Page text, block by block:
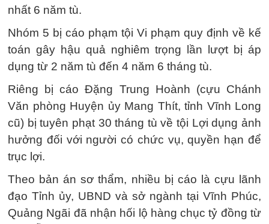
nhất 6 năm tù.
Nhóm 5 bị cáo phạm tội Vi phạm quy định về kế
toán gây hậu quả nghiêm trọng lần lượt bị áp
dụng từ 2 năm tù đến 4 năm 6 tháng tù.
Riêng bị cáo Đặng Trung Hoành (cựu Chánh
Văn phòng Huyện ủy Mang Thít, tỉnh Vĩnh Long
cũ) bị tuyên phạt 30 tháng tù về tội Lợi dụng ảnh
hưởng đối với người có chức vụ, quyền hạn để
trục lợi.
Theo bản án sơ thẩm, nhiều bị cáo là cựu lãnh
đạo Tỉnh ủy, UBND và sở ngành tại Vĩnh Phúc,
Quảng Ngãi đã nhận hối lộ hàng chục tỷ đồng từ